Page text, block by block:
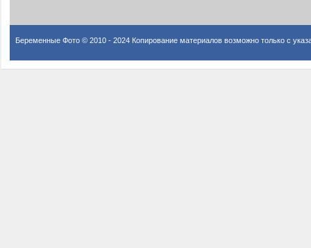
Беременные Фото © 2010 - 2024 Копирование материалов возможно только с